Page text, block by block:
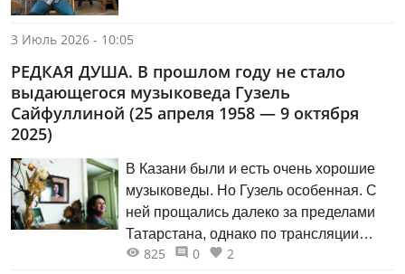
3 Июль 2026 - 10:05
РЕДКАЯ ДУША. В прошлом году не стало
выдающегося музыковеда Гузель
Сайфуллиной (25 апреля 1958 — 9 октября
2025)
В Казани были и есть очень хорошие
музыковеды. Но Гузель особенная. С
ней прощались далеко за пределами
Татарстана, однако по трансляции
присутствовала и Казань. В родном
825 0
2